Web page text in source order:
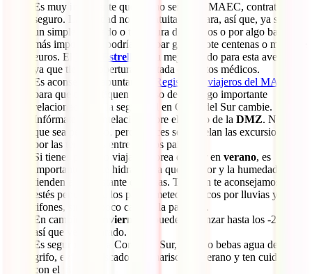
Es muy importante que, como señale el MAEC, contrates un
seguro. La sanidad no es gratuita y es cara, así que, ya sea por
un simple resfriado o torcedura de tobillos o por algo bastante
más importante, podrías acabar gastándote centenas o miles de
euros. El
IATI Estrella
es tu mejor aliado para esta aventura,
ya que tienes cobertura ilimitada de gastos médicos.
Es aconsejable apuntarte al
Registro de viajeros del MAEC
para que te notifiquen en caso de que algo importante
relacionado con la seguridad en Corea del Sur cambie.
Infórmate con antelación sobre el estado de la DMZ. No es
que sea peligroso, pero a veces se cancelan las excursiones
por las tensiones entre los dos países.
Si tienes pensado viajar a Corea del Sur en verano, es
importante que te hidrates, ya que el calor y la humedad
tienden a ser bastante elevadas. También te aconsejamos que
estés pendiente a los partes meteorológicos por lluvias y
tifones, sin tampoco caer en la paranoia.
En cambio, en
invierno
se pueden alcanzar hasta los -20ºC,
así que ve preparado.
Es seguro viajar a Corea del Sur, pero no bebas agua del
grifo, evita el pescado y el marisco en verano y ten cuidado
con el picante.